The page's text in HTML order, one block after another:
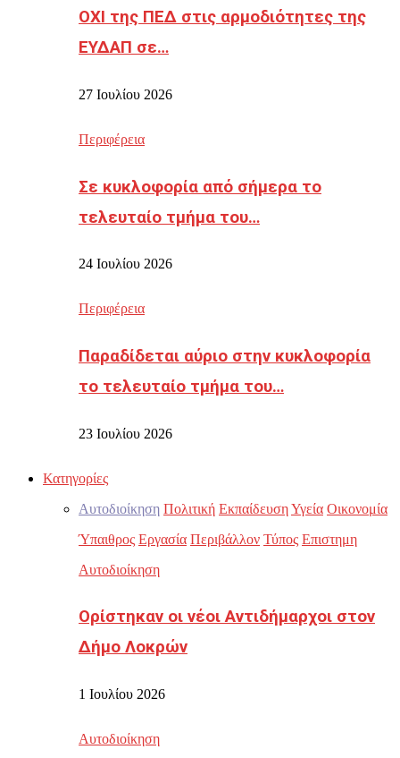
ΟΧΙ της ΠΕΔ στις αρμοδιότητες της
ΕΥΔΑΠ σε…
27 Ιουλίου 2026
Περιφέρεια
Σε κυκλοφορία από σήμερα το
τελευταίο τμήμα του…
24 Ιουλίου 2026
Περιφέρεια
Παραδίδεται αύριο στην κυκλοφορία
το τελευταίο τμήμα του…
23 Ιουλίου 2026
Κατηγορίες
Αυτοδιοίκηση Πολιτική ΕκπαίδευσηΥγεία Οικονομία
Ύπαιθρος Εργασία Περιβάλλον Τύπος Επιστημη
Αυτοδιοίκηση
Ορίστηκαν οι νέοι Αντιδήμαρχοι στον
Δήμο Λοκρών
1 Ιουλίου 2026
Αυτοδιοίκηση